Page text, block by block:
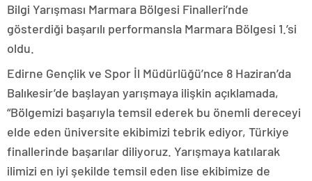
Bilgi Yarışması Marmara Bölgesi Finalleri’nde
gösterdiği başarılı performansla Marmara Bölgesi 1.’si
oldu.
Edirne Gençlik ve Spor İl Müdürlüğü’nce 8 Haziran’da
Balıkesir’de başlayan yarışmaya ilişkin açıklamada,
“Bölgemizi başarıyla temsil ederek bu önemli dereceyi
elde eden üniversite ekibimizi tebrik ediyor, Türkiye
finallerinde başarılar diliyoruz. Yarışmaya katılarak
ilimizi en iyi şekilde temsil eden lise ekibimize de